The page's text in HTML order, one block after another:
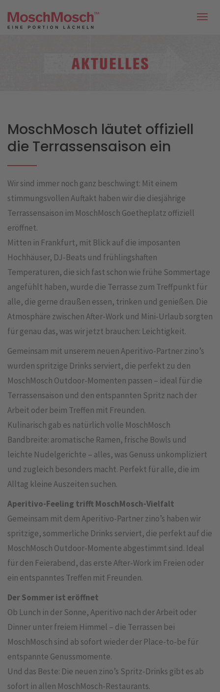
MoschMosch läutet offiziell
die Terrassensaison ein
Wir sind immer noch ganz beschwingt: Mit einem
stimmungsvollen Auftakt haben wir die diesjährige
Terrassensaison im MoschMosch Goetheplatz offiziell
eröffnet.
Mitten in Frankfurt, mit Blick auf die imposanten
Hochhäuser, DJ-Beats und frühlingshaften
Temperaturen, die sich fast schon wie frühe Sommertage
angefühlt haben, wurde die Terrasse zum Treffpunkt für
alle, die gerne draußen essen, trinken und genießen. Die
Atmosphäre zwischen After-Work und Mini-Urlaub sorgten
für genau das, was wir jetzt brauchen: Leichtigkeit.
Gemeinsam mit unserem neuen Aperitivo-Partner zino’s
wurden spritzige Drinks serviert, die perfekt zu den
MoschMosch Outdoor-Momenten passen – ideal für die
Terrassensaison und den entspannten Spritz nach der
Arbeit oder beim Treffen mit Freunden.
Kulinarisch gab es natürlich volle MoschMosch
Bandbreite: aromatische Ramen, frische Bowls und
leichte Nudelgerichte – alles, was Genuss unkompliziert
und zugleich besonders macht. Perfekt für alle, die im
Alltag kleine Auszeiten suchen.
Aperitivo-Feeling trifft MoschMosch-Vielfalt
Gemeinsam mit dem Aperitivo-Partner zino’s haben wir
spritzige, sommerliche Drinks serviert, die perfekt auf die
MoschMosch Outdoor-Momente abgestimmt sind. Ideal
für den Feierabend, das erste After-Work im Freien oder
ein entspanntes Treffen mit Freunden.
Der Sommer ist eröffnet
Ob Lunch in der Sonne, Aperitivo nach der Arbeit oder
Dinner unter freiem Himmel – die Terrassen bei
MoschMosch sind ab sofort wieder der Place-to-be für
entspannte Genussmomente.
Und das Beste: Die neuen zino’s Spritz-Drinks gibt es ab
sofort in allen MoschMosch-Restaurants.